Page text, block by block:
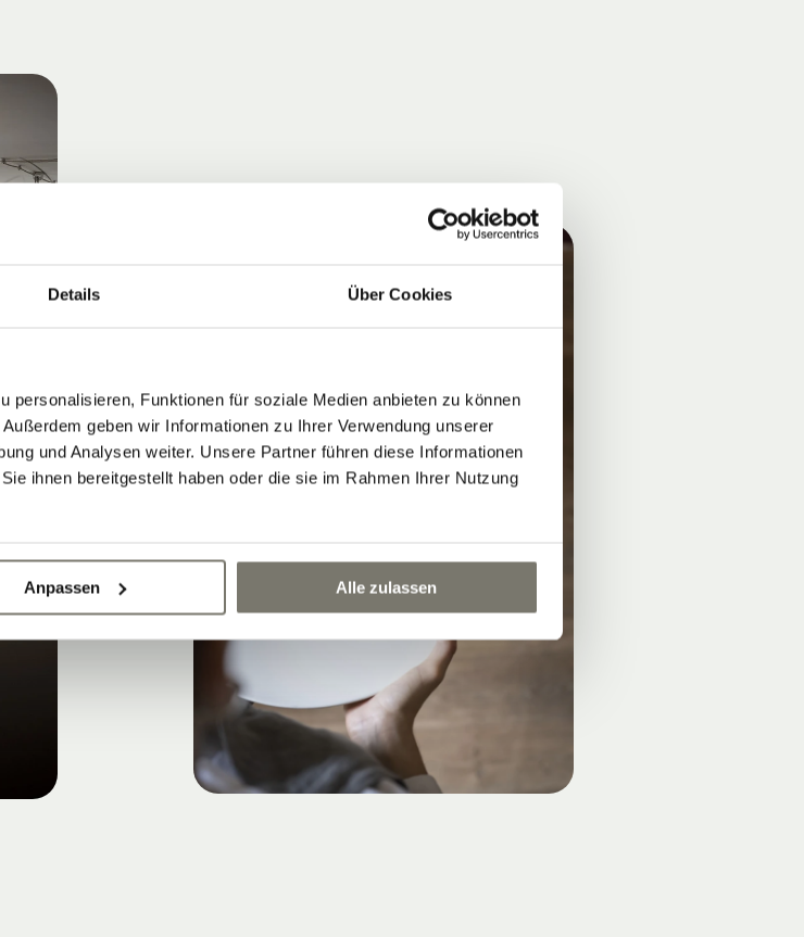
Details Über Cookies
personalisieren, Funktionen für soziale Medien anbieten zu können
geben wir Informationen zu Ihrer Verwendung unserer
und Analysen weiter. Unsere Partner führen diese Informationen
ihnen bereitgestellt haben oder die sie im Rahmen Ihrer Nutzung
Anpassen Alle zulassen